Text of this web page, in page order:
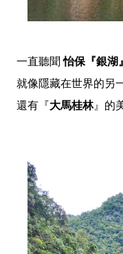
一直聽聞怡保『銀
就像隱藏在世界的另
還有『大馬桂林』的